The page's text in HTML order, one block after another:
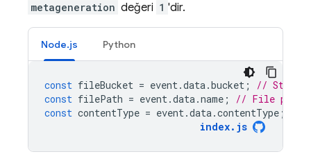
metageneration değeri 1 'dir.
Node.js Python
const fileBucket = event.data.bucket ;
//
const filePath = event.data.name ;
// File path
const contentType = event.data.contentType ;
index.js